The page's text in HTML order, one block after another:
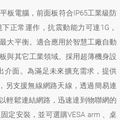
板電腦，前面板符合IP65工業級防
正常運作，抗震動能力可達1G，
大平衡。適合應用於智慧工廠自動
與其它工業領域。採用超薄機身設
介面。為滿足未來擴充需求，提供
另支援無線網路天線，透過簡易連
輕鬆連結網路，迅速達到物聯網的
定安裝，並可選購VESA arm 、桌